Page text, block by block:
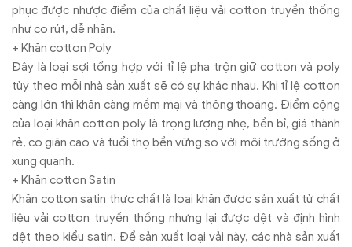
phục được nhược điểm của chất liệu vải cotton truyền thống
như co rút, dễ nhăn.
+ Khăn cotton Poly
Đây là loại sợi tổng hợp với tỉ lệ pha trộn giữ cotton và poly
tùy theo mỗi nhà sản xuất sẽ có sự khác nhau. Khi tỉ lệ cotton
càng lớn thì khăn càng mềm mại và thông thoáng. Điểm cộng
của loại khăn cotton poly là trọng lượng nhẹ, bền bỉ, giá thành
rẻ, co giãn cao và tuổi thọ bền vững so với môi trường sống ở
xung quanh.
+ Khăn cotton Satin
Khăn cotton satin thực chất là loại khăn được sản xuất từ chất
liệu vải cotton truyền thống nhưng lại được dệt và định hình
dệt theo kiểu satin. Để sản xuất loại vải này, các nhà sản xuất